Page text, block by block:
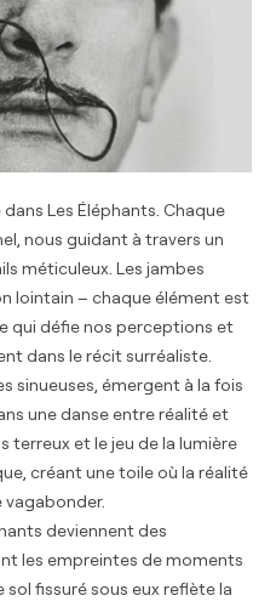
Les Éléphants. Chaque
nous guidant à travers un
méticuleux. Les jambes
lointain – chaque élément est
qui défie nos perceptions et
dans le récit surréaliste.
sinueuses, émergent à la fois
une danse entre réalité et
terreux et le jeu de la lumière
créant une toile où la réalité
vagabonder.
deviennent des
les empreintes de moments
sol fissuré sous eux reflète la